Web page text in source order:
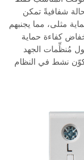
شفافيةً تمكن
مثلى، مما يجنبهم
كفاءة حماية
مُنظِّمات الجهد
نشط في النظام